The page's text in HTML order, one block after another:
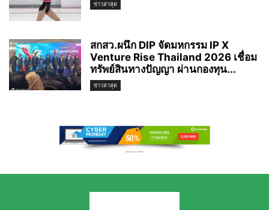
ข่าวล่าสุด
สกสว.ผนึก DIP จัดมหกรรม IP X
Venture Rise Thailand 2026 เชื่อม
ทรัพย์สินทางปัญญา ผ่านกองทุน...
ข่าวล่าสุด